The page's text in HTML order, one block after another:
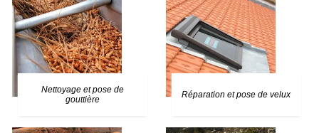
Nettoyage et pose de
gouttière
Réparation et pose de velux